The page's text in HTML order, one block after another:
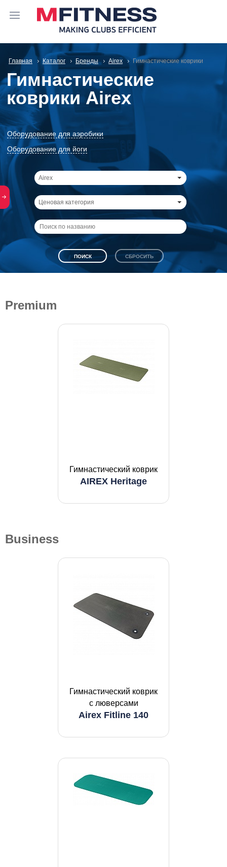
Главная Каталог Бренды Airex Гимнастические коврики
Гимнастические
коврики Airex
Оборудование для аэробики
Оборудование для йоги
Airex
Ценовая категория
Premium
Гимнастический коврик
AIREX Heritage
Business
Гимнастический коврик
с люверсами
Airex Fitline 140